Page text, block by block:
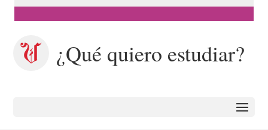
¿Qué quiero estudiar?